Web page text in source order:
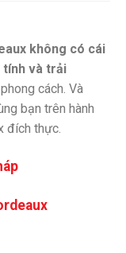
không có cái
tính và trải
cách. Và
bạn trên hành
đích thực.